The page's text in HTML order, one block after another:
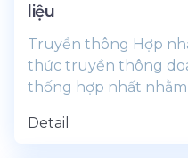
liệu
Truyền thông Hợp
thức truyền thông
thống hợp nhất
Detail